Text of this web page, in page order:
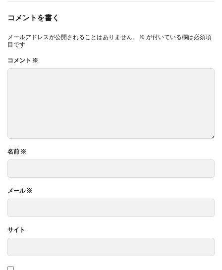
コメントを書く
メールアドレスが公開されることはありません。 ※ が付いている欄は必須項
目です
コメント ※
名前 ※
メール※
サイト